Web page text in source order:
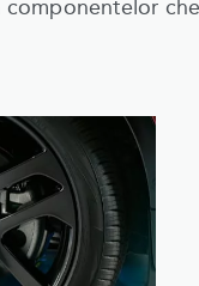
componentelor